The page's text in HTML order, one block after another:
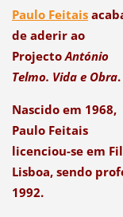
Paulo Feitais
de aderir ao
ProjectoAntónio
Telmo. Vida e Obra.
Nascido em 1968,
Paulo Feitais
licenciou-se em
Lisboa, sendo
1992.